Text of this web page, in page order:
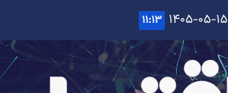
۱۴۰۵-۰۵-۱۵ ۱۱:۱۳